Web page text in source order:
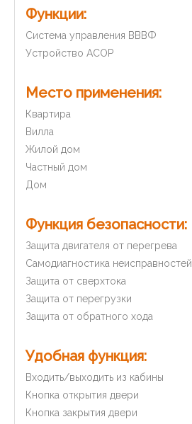
Функции:
Система управления ВВВФ
Устройство ACOP
Место применения:
Квартира
Вилла
Жилой дом
Частный дом
Дом
Функция безопасности:
Защита двигателя от перегрева
Самодиагностика неисправностей
Защита от сверхтока
Защита от перегрузки
Защита от обратного хода
Удобная функция:
Входить/выходить из кабины
Кнопка открытия двери
Кнопка закрытия двери